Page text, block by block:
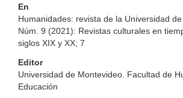
En
Humanidades: revista de la Universidad
Núm. 9 (2021): Revistas culturales en
siglos XIX y XX; 7
Editor
Universidad de Montevideo. Facultad de
Educación